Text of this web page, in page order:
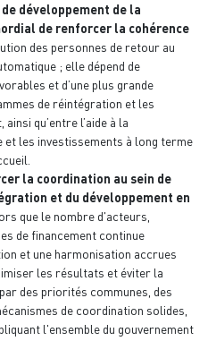
développement de la
de renforcer la cohérence
des personnes de retour au
; elle dépend de
et d’une plus grande
de réintégration et les
qu’entre l’aide à la
les investissements à long terme
la coordination au sein de
et du développement en
que le nombre d'acteurs,
de financement continue
et une harmonisation accrues
les résultats et éviter la
des priorités communes, des
de coordination solides,
l'ensemble du gouvernement